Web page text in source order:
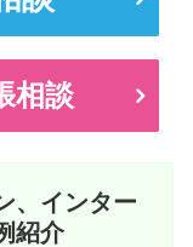
相談
、インター
紹介